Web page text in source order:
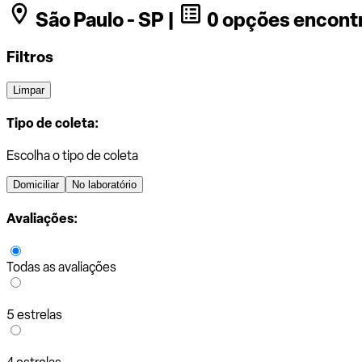
São Paulo - SP |
0 opções
Filtros
Limpar
Tipo de coleta:
Escolha o tipo de coleta
Domiciliar No laboratório
Avaliações:
Todas as avaliações
5 estrelas